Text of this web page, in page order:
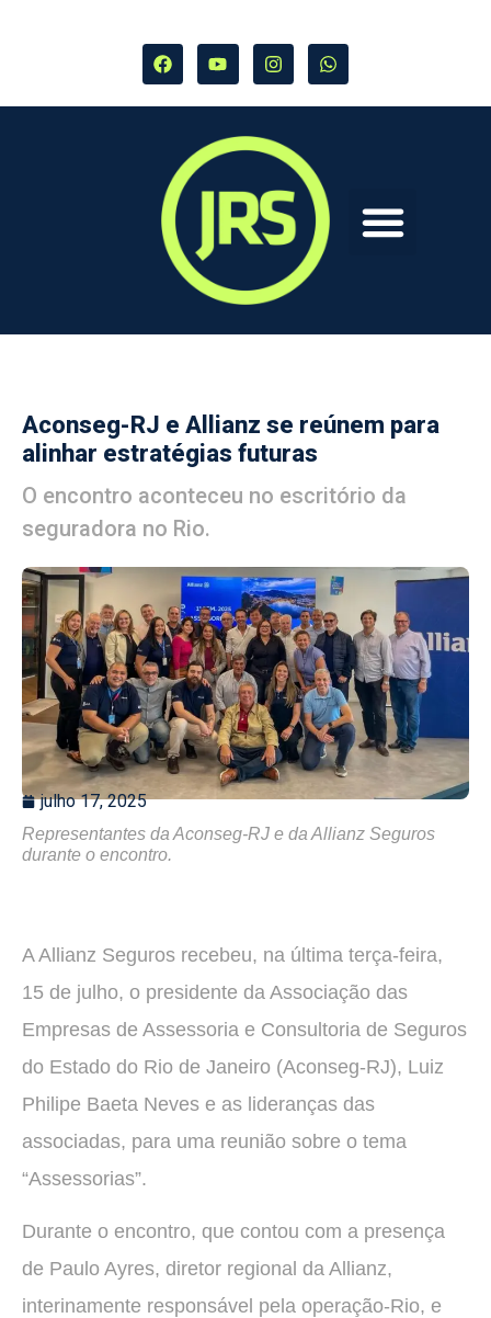
Aconseg-RJ e Allianz se reúnem para
alinhar estratégias futuras
O encontro aconteceu no escritório da
seguradora no Rio.
julho 17, 2025
Representantes da Aconseg-RJ e da Allianz Seguros
durante o encontro.
A Allianz Seguros recebeu, na última terça-feira,
15 de julho, o presidente da Associação das
Empresas de Assessoria e Consultoria de Seguros
do Estado do Rio de Janeiro (Aconseg-RJ), Luiz
Philipe Baeta Neves e as lideranças das
associadas, para uma reunião sobre o tema
“Assessorias”.
Durante o encontro, que contou com a presença
de Paulo Ayres, diretor regional da Allianz,
interinamente responsável pela operação-Rio, e